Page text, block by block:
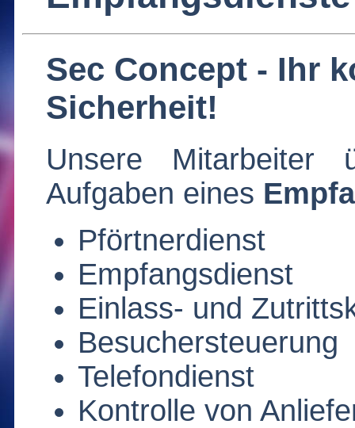
Sec Concept - Ihr
Sicherheit!
Unsere Mitarbeiter
Aufgaben eines
Pförtnerdienst
Empfangsdienst
Einlass- und
Besuchersteuerung
Telefondienst
Kontrolle von